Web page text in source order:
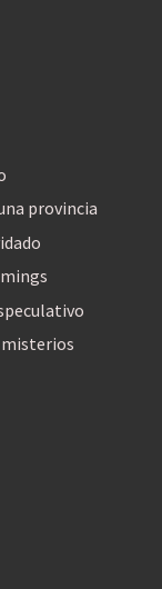
provincia
misterios